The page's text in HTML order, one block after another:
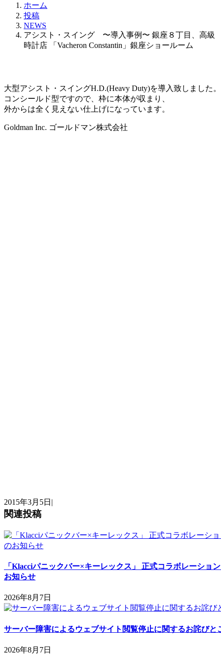
ホーム
投稿
NEWS
アシスト・スイング 〜導入事例〜 銀座８丁目、高級
時計店 「Vacheron Constantin」銀座ショールーム
大型アシスト・スイングH.D.(Heavy Duty)を導入致しました。
コンシールド型ですので、枠に本体が収まり、
外からは全く見えない仕上げになっています。
Goldman Inc. ゴールドマン株式会社
2015年3月5日 |
関連投稿
「Klacciパニックバー×キーレックス」 正式コラボレーショ
お知らせ
2026年8月7日
サーバー障害によるウェブサイト閲覧停止に関するお詫びと
2026年8月7日